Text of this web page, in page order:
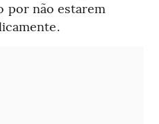
por não estarem